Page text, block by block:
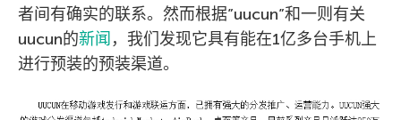
者间有确实的联系。然而根据”uucun”和一则有关
uucun的新闻 ，我们发现它具有能在1亿多台手机上
进行预装的预装渠道。